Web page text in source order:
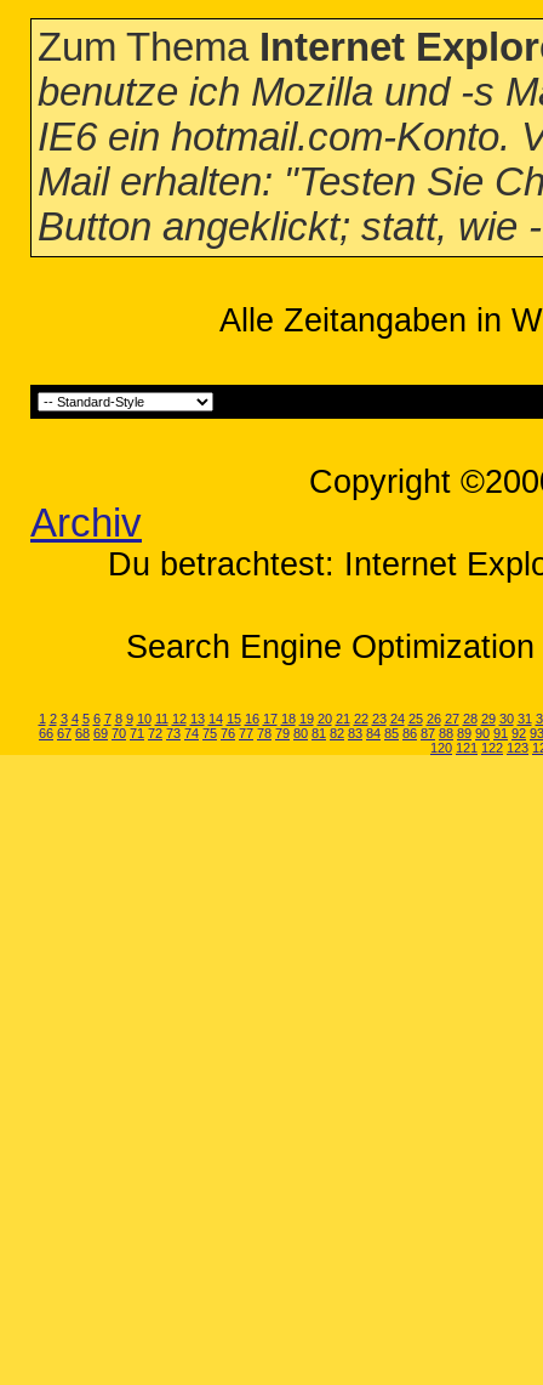
Zum Thema Internet
benutze ich Mozilla und -s
IE6 ein hotmail.com-Konto.
Mail erhalten: "Testen Sie
Button angeklickt; statt, wie
Alle Zeitangaben in
Copyright
Archiv
Du betrachtest: Internet
Search Engine
1 2 3 4 5 6 7 8 9 10 11 12 13 14 15 16 17 18 19 20 21 22 23 24 25 26 27 28 29 30 31
66 67 68 69 70 71 72 73 74 75 76 77 78 79 80 81 82 83 84 85 86 87 88 89 90 91 92 93
120 121 122 123